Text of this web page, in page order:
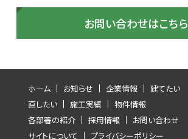
お問い合わせはこちら
ホーム お知らせ 企業情報
建てたい
直したい
施工実績
物件情報
各部署の紹介
採用情報
お問い合わせ
サイトについて
プライバシーポリシー